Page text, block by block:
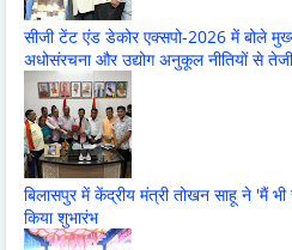
सीजी टेंट एंड डेकोर एक्सपो-2026 में बोले
अधोसंरचना और उद्योग अनुकूल नीतियों से
बिलासपुर में केंद्रीय मंत्री तोखन साहू ने 'मैं
किया शुभारंभ